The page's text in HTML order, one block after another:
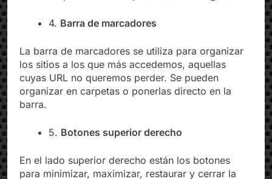
La barra de marcadores se utiliza para organizar
los sitios a los que más accedemos, aquellas
cuyas URL no queremos perder. Se pueden
organizar en carpetas o ponerlas directo en la
En el lado superior derecho están los botones